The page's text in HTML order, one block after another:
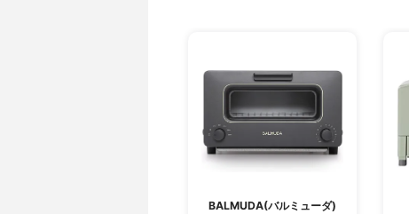
BALMUDA(バルミューダ)